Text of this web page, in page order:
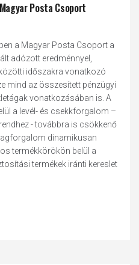
Posta Csoport
a Magyar Posta Csoport a
adózott eredménnyel,
időszakra vonatkozó
mind az összesített pénzügyi
vonatkozásában is. A
a levél- és csekkforgalom –
- továbbra is csökkenő
dinamikusan
termékkörökön belül a
termékek iránti kereslet